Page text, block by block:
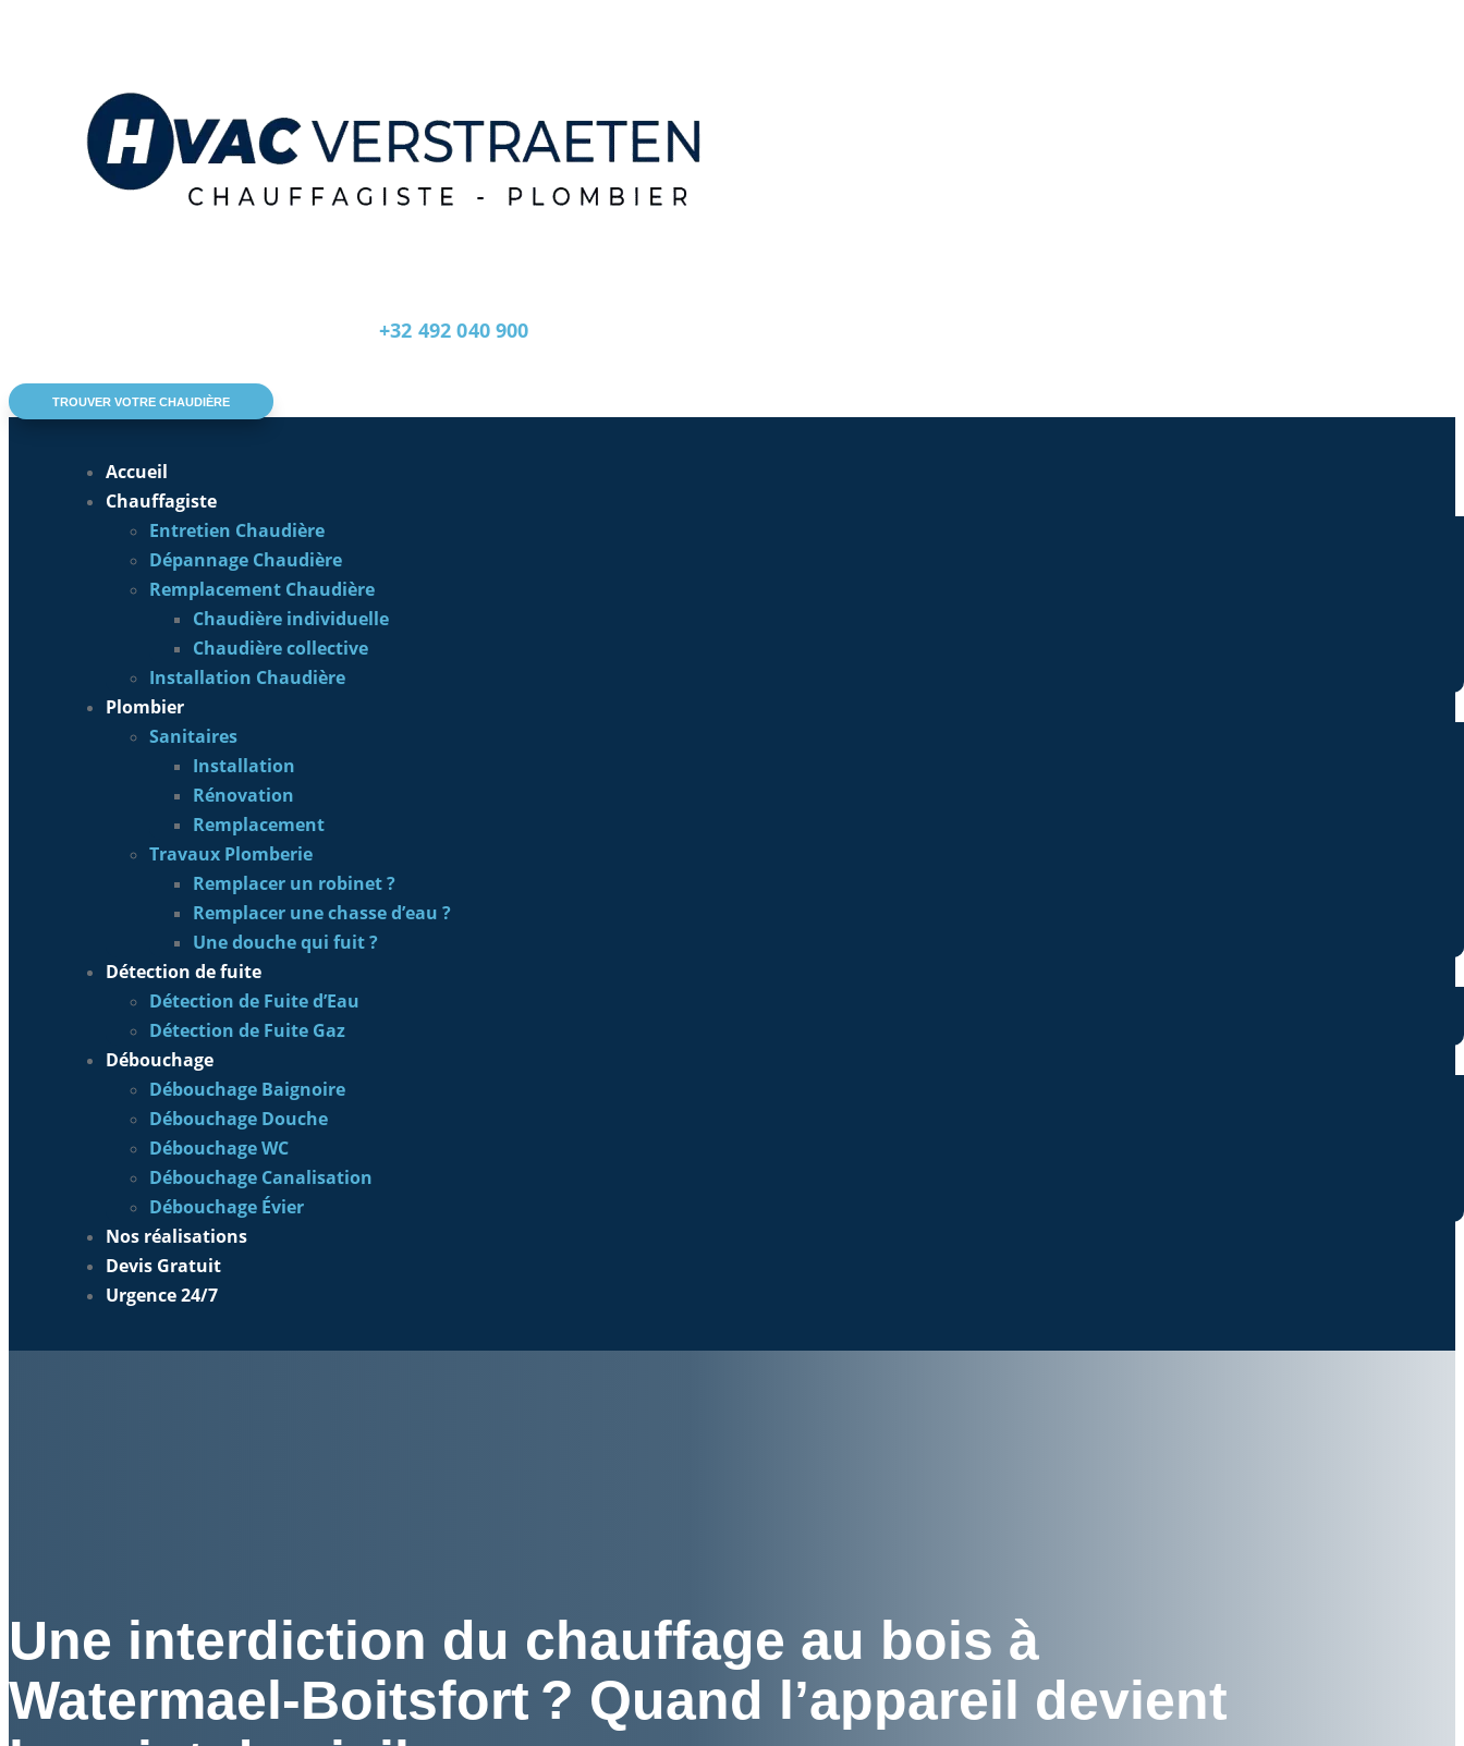
+32 492 040 900
TROUVER VOTRE CHAUDIÈRE
Accueil
Chauffagiste
Entretien Chaudière
Dépannage Chaudière
Remplacement Chaudière
Chaudière individuelle
Chaudière collective
Installation Chaudière
Plombier
Sanitaires
Installation
Rénovation
Remplacement
Travaux Plomberie
Remplacer un robinet ?
Remplacer une chasse d’eau ?
Une douche qui fuit ?
Détection de fuite
Détection de Fuite d’Eau
Détection de Fuite Gaz
Débouchage
Débouchage Baignoire
Débouchage Douche
Débouchage WC
Débouchage Canalisation
Débouchage Évier
Nos réalisations
Devis Gratuit
Urgence 24/7
Une interdiction du chauffage au bois à
Watermael‑Boitsfort ? Quand l’appareil devient